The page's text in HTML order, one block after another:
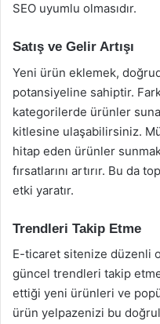
SEO uyumlu olmasıdır.
Satış ve Gelir Artışı
Yeni ürün eklemek,
potansiyeline sahiptir.
kategorilerde ürünler
kitlesine ulaşabilirsiniz.
hitap eden ürünler
fırsatlarını artırır. Bu da
etki yaratır.
Trendleri Takip Etme
E-ticaret sitenize düzenli
güncel trendleri takip
ettiği yeni ürünleri ve
ürün yelpazenizi bu